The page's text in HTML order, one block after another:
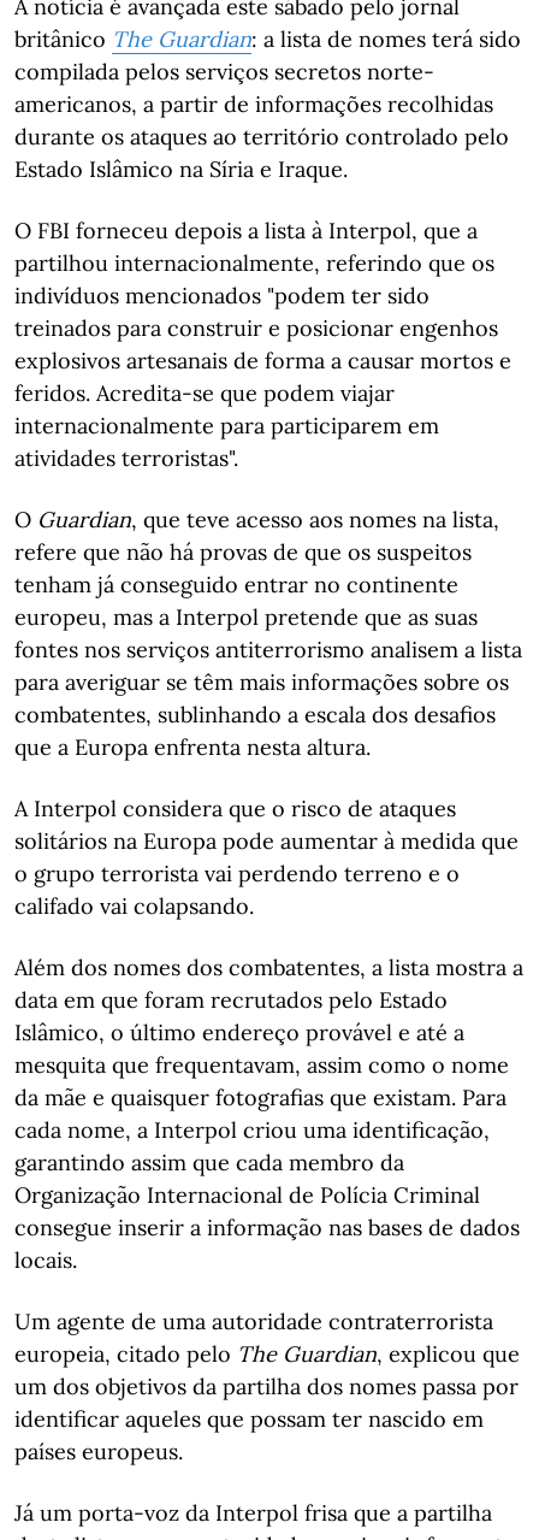
A notícia é avançada este sábado pelo jornal
britânico The Guardian: a lista de nomes terá sido
compilada pelos serviços secretos norte-
americanos, a partir de informações recolhidas
durante os ataques ao território controlado pelo
Estado Islâmico na Síria e Iraque.
O FBI forneceu depois a lista à Interpol, que a
partilhou internacionalmente, referindo que os
indivíduos mencionados "podem ter sido
treinados para construir e posicionar engenhos
explosivos artesanais de forma a causar mortos e
feridos. Acredita-se que podem viajar
internacionalmente para participarem em
atividades terroristas".
O Guardian, que teve acesso aos nomes na lista,
refere que não há provas de que os suspeitos
tenham já conseguido entrar no continente
europeu, mas a Interpol pretende que as suas
fontes nos serviços antiterrorismo analisem a lista
para averiguar se têm mais informações sobre os
combatentes, sublinhando a escala dos desafios
que a Europa enfrenta nesta altura.
A Interpol considera que o risco de ataques
solitários na Europa pode aumentar à medida que
o grupo terrorista vai perdendo terreno e o
califado vai colapsando.
Além dos nomes dos combatentes, a lista mostra a
data em que foram recrutados pelo Estado
Islâmico, o último endereço provável e até a
mesquita que frequentavam, assim como o nome
da mãe e quaisquer fotografias que existam. Para
cada nome, a Interpol criou uma identificação,
garantindo assim que cada membro da
Organização Internacional de Polícia Criminal
consegue inserir a informação nas bases de dados
locais.
Um agente de uma autoridade contraterrorista
europeia, citado pelo The Guardian, explicou que
um dos objetivos da partilha dos nomes passa por
identificar aqueles que possam ter nascido em
países europeus.
Já um porta-voz da Interpol frisa que a partilha